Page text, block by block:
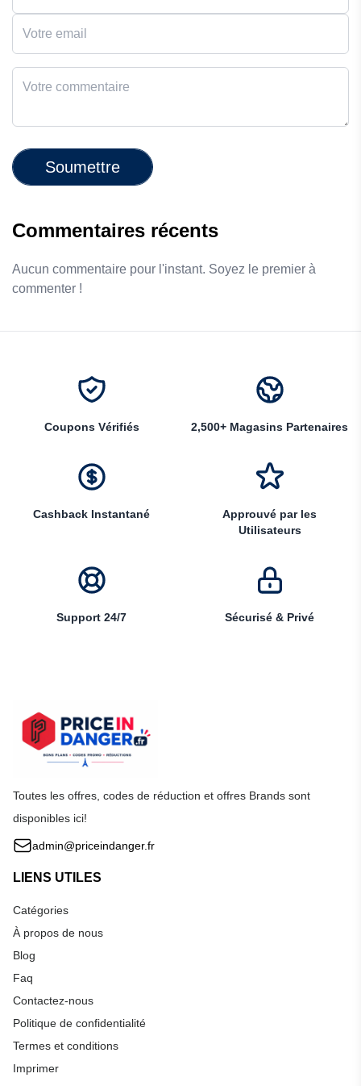
Soumettre
Commentaires récents
Aucun commentaire pour l'instant. Soyez le premier à
commenter !
Coupons Vérifiés 2,500+ Magasins Partenaires
Cashback Instantané
Approuvé par les
Utilisateurs
Support 24/7 Sécurisé & Privé
Toutes les offres, codes de réduction et offres Brands sont
disponibles ici!
admin@priceindanger.fr
LIENS UTILES
Catégories
À propos de nous
Blog
Faq
Contactez-nous
Politique de confidentialité
Termes et conditions
Imprimer